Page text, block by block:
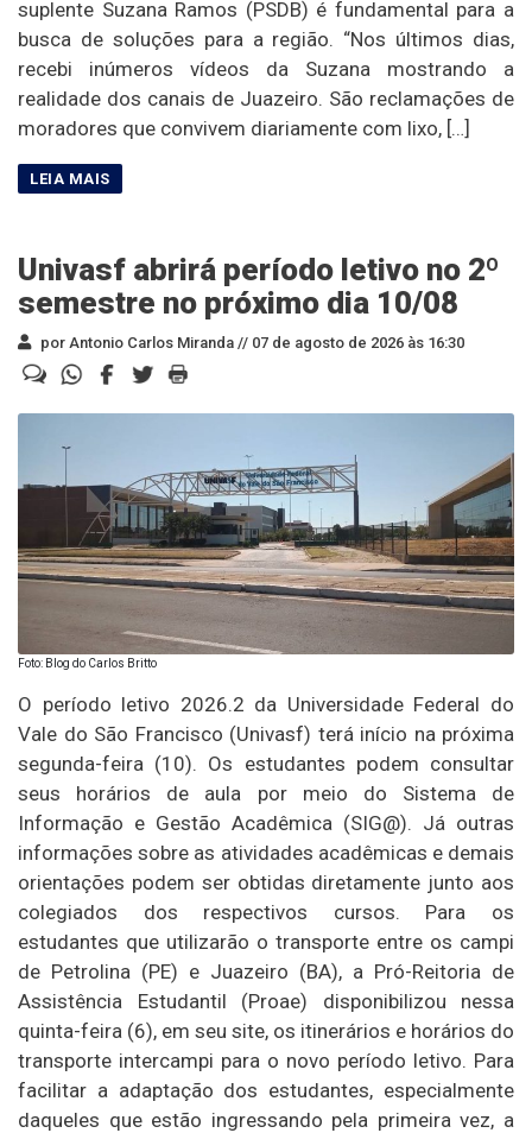
suplente Suzana Ramos (PSDB) é fundamental para a
busca de soluções para a região. “Nos últimos dias,
recebi inúmeros vídeos da Suzana mostrando a
realidade dos canais de Juazeiro. São reclamações de
moradores que convivem diariamente com lixo, […]
Univasf abrirá período letivo no 2º
semestre no próximo dia 10/08
por Antonio Carlos Miranda // 07 de agosto de 2026 às 16:30
Foto: Blog do Carlos Britto
O período letivo 2026.2 da Universidade Federal do
Vale do São Francisco (Univasf) terá início na próxima
segunda-feira (10). Os estudantes podem consultar
seus horários de aula por meio do Sistema de
Informação e Gestão Acadêmica (SIG@). Já outras
informações sobre as atividades acadêmicas e demais
orientações podem ser obtidas diretamente junto aos
colegiados dos respectivos cursos. Para os
estudantes que utilizarão o transporte entre os campi
de Petrolina (PE) e Juazeiro (BA), a Pró-Reitoria de
Assistência Estudantil (Proae) disponibilizou nessa
quinta-feira (6), em seu site, os itinerários e horários do
transporte intercampi para o novo período letivo. Para
facilitar a adaptação dos estudantes, especialmente
daqueles que estão ingressando pela primeira vez, a